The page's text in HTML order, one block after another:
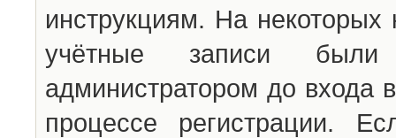
инструкциям. На
учётные записи были
администратором до входа
процессе регистрации.